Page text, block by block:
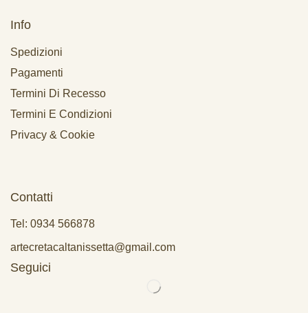
Info
Spedizioni
Pagamenti
Termini Di Recesso
Termini E Condizioni
Privacy & Cookie
Contatti
Tel: 0934 566878
artecretacaltanissetta@gmail.com
Seguici